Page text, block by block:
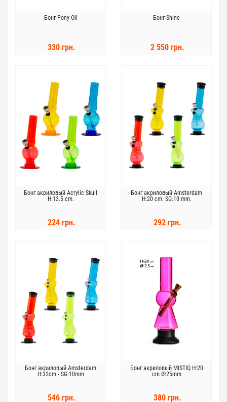
Бонг Pony Oil
330 грн.
Бонг Shine
2 550 грн.
Бонг акриловый Acrylic Skull
H:13.5 cm.
224 грн.
Бонг акриловый Amsterdam
H:20 cm. SG:10 mm.
292 грн.
Бонг акриловый Amsterdam
H:32cm - SG:10mm
546 грн.
Бонг акриловый MISTIQ H:20
cm Ø:25mm
380 грн.